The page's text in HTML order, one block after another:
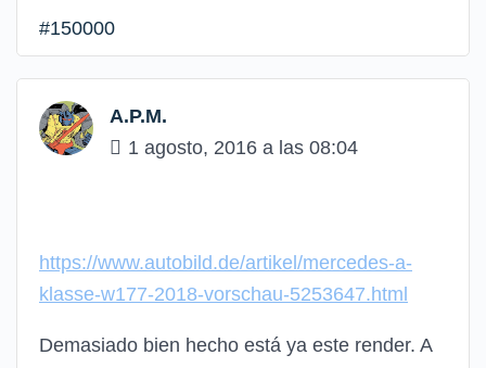
#150000
A.P.M.
1 agosto, 2016 a las 08:04
https://www.autobild.de/artikel/mercedes-a-
klasse-w177-2018-vorschau-5253647.html
Demasiado bien hecho está ya este render. A